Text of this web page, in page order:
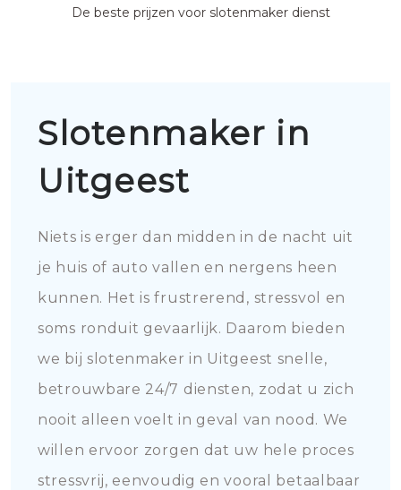
De beste prijzen voor slotenmaker dienst
Slotenmaker in
Uitgeest
Niets is erger dan midden in de nacht uit
je huis of auto vallen en nergens heen
kunnen. Het is frustrerend, stressvol en
soms ronduit gevaarlijk. Daarom bieden
we bij slotenmaker in Uitgeest snelle,
betrouwbare 24/7 diensten, zodat u zich
nooit alleen voelt in geval van nood. We
willen ervoor zorgen dat uw hele proces
stressvrij, eenvoudig en vooral betaalbaar